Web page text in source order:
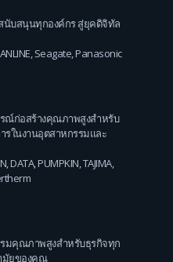
นับสนุนทุกองค์กร สู่ยุคดิจิทัล
,Seagate,Panasonic
ณ์ก่อสร้างคุณภาพสูงสำหรับ
รในงานอุตสาหกรรมและ
,DATA,PUMPKIN,TAJIMA,
มคุณภาพสูงสำหรับธุรกิจทุก
มัยของคุณ